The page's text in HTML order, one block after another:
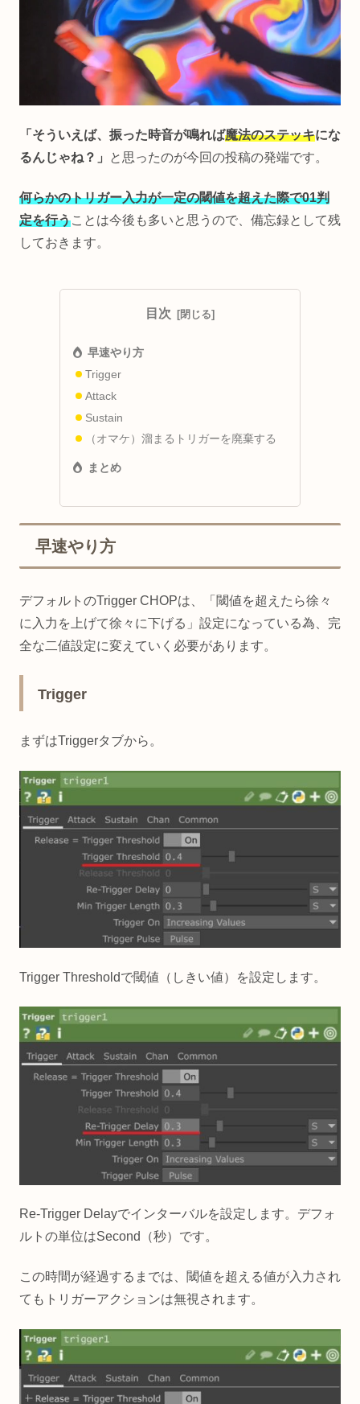
「そういえば、振った時音が鳴れば魔法のステッキにな
るんじゃね？」
と思ったのが今回の投稿の発端です。
何らかのトリガー入力が一定の閾値を超えた際で01判
定を行うことは今後も多いと思うので、備忘録として残
しておきます。
目次
早速やり方
Trigger
Attack
Sustain
（オマケ）溜まるトリガーを廃棄する
まとめ
早速やり方
デフォルトのTrigger CHOPは、「閾値を超えたら徐々
に入力を上げて徐々に下げる」設定になっている為、完
全な二値設定に変えていく必要があります。
Trigger
まずはTriggerタブから。
Trigger Thresholdで閾値（しきい値）を設定します。
Re-Trigger Delayでインターバルを設定します。デフォ
ルトの単位はSecond（秒）です。
この時間が経過するまでは、閾値を超える値が入力され
てもトリガーアクションは無視されます。